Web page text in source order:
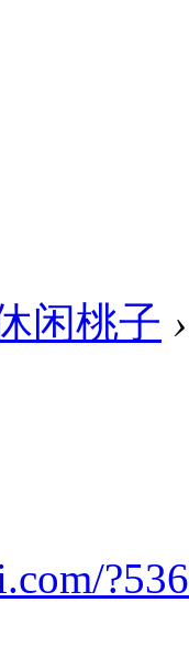
闲桃子 ›